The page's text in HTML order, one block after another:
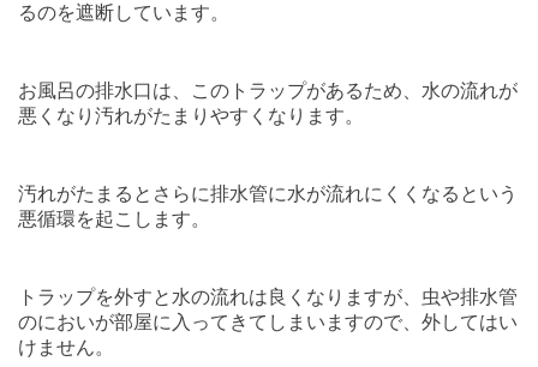
るのを遮断しています。
お風呂の排水口は、このトラップがあるため、水の流れが
悪くなり汚れがたまりやすくなります。
汚れがたまるとさらに排水管に水が流れにくくなるという
悪循環を起こします。
トラップを外すと水の流れは良くなりますが、虫や排水管
のにおいが部屋に入ってきてしまいますので、外してはい
けません。